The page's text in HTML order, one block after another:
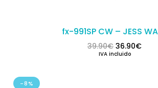
fx-991SP CW – JESS
39.90€ El precio
36.90€El
IVA incluido
-8%